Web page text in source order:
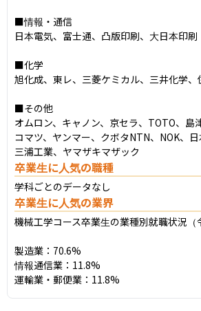
■情報・通信
日本電気、富士通、凸版印刷、大日本印刷
■化学
旭化成、東レ、三菱ケミカル、三井化学、
■その他
オムロン、キャノン、京セラ、TOTO、島
コマツ、ヤンマー、クボタNTN、NOK、日
三浦工業、ヤマザキマザック
卒業生に人気の職種
学科ごとのデータなし
卒業生に人気の業界
機械工学コース卒業生の業種別就職状況（
製造業：70.6%
情報通信業：11.8%
運輸業・郵便業：11.8%